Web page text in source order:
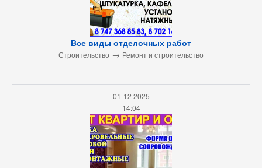
Все виды отделочных работ
Строительство → Ремонт и строительство
01-12 2025
14:04